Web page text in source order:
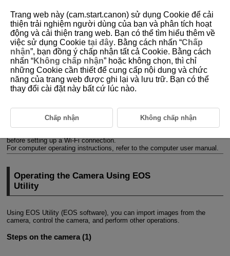
D180-175
Connecting to a Computer via
Wi-Fi
This section describes how to connect the camera to a computer via
Wi-Fi
and perform camera operations using EOS software or other
before setting up aWi-Ficonnection.
For computer operating instructions, refer to the computer user manual.
Operating the Camera Using EOS
Utility
Using EOS Utility (EOS software), you can import images from the
camera, control the camera, and perform other operations.
Steps on the camera (1)
Trang web này (cam.start.canon) sử dụng Cookie để cải
thiện trải nghiệm người dùng của bạn và phân tích hoạt
động và cải thiện trang web. Bạn có thể tìm hiểu thêm về
việc sử dụng Cookie tại đây. Bằng cách nhấn “Chấp
nhận”, bạn đồng ý chấp nhận tất cả Cookie. Bằng cách
nhấn “Không chấp nhận” hoặc không chọn, thì chỉ
những Cookie cần thiết để cung cấp nội dung và chức
năng của trang web được ghi lại và lưu trữ. Bạn có thể
thay đổi cài đặt này bất cứ lúc nào.
Chấp nhận Không chấp nhận